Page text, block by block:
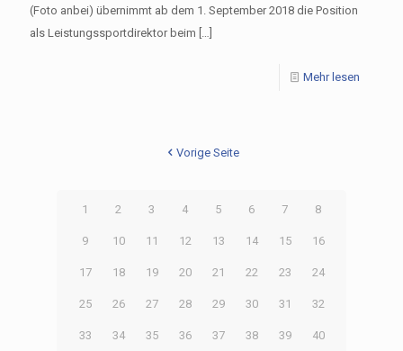
(Foto anbei) übernimmt ab dem 1. September 2018 die Position
als Leistungssportdirektor beim […]
Mehr lesen
Vorige Seite
1 2 3 4 5 6 7 8
9 10 11 12 13 14 15 16
17 18 19 20 21 22 23 24
25 26 27 28 29 30 31 32
33 34 35 36 37 38 39 40